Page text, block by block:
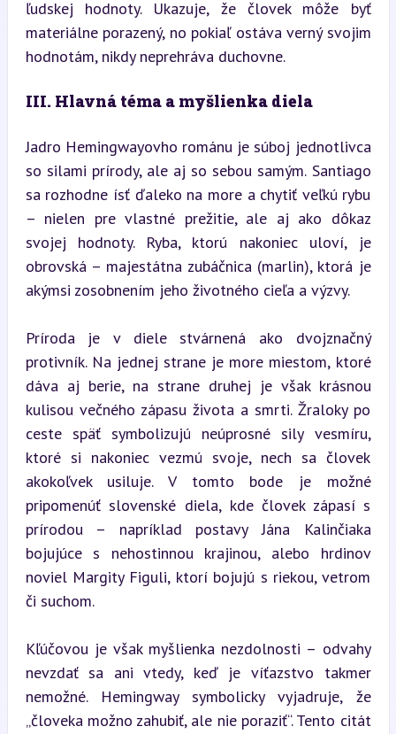
ľudskej hodnoty. Ukazuje, že človek môže byť
materiálne porazený, no pokiaľ ostáva verný svojim
hodnotám, nikdy neprehráva duchovne.
III. Hlavná téma a myšlienka diela
Jadro Hemingwayovho románu je súboj jednotlivca
so silami prírody, ale aj so sebou samým. Santiago
sa rozhodne ísť ďaleko na more a chytiť veľkú rybu
– nielen pre vlastné prežitie, ale aj ako dôkaz
svojej hodnoty. Ryba, ktorú nakoniec uloví, je
obrovská – majestátna zubáčnica (marlin), ktorá je
akýmsi zosobnením jeho životného cieľa a výzvy.
Príroda je v diele stvárnená ako dvojznačný
protivník. Na jednej strane je more miestom, ktoré
dáva aj berie, na strane druhej je však krásnou
kulisou večného zápasu života a smrti. Žraloky po
ceste späť symbolizujú neúprosné sily vesmíru,
ktoré si nakoniec vezmú svoje, nech sa človek
akokoľvek usiluje. V tomto bode je možné
pripomenúť slovenské diela, kde človek zápasí s
prírodou – napríklad postavy Jána Kalinčiaka
bojujúce s nehostinnou krajinou, alebo hrdinov
noviel Margity Figuli, ktorí bojujú s riekou, vetrom
či suchom.
Kľúčovou je však myšlienka nezdolnosti – odvahy
nevzdať sa ani vtedy, keď je víťazstvo takmer
nemožné. Hemingway symbolicky vyjadruje, že
„človeka možno zahubiť, ale nie poraziť“. Tento citát